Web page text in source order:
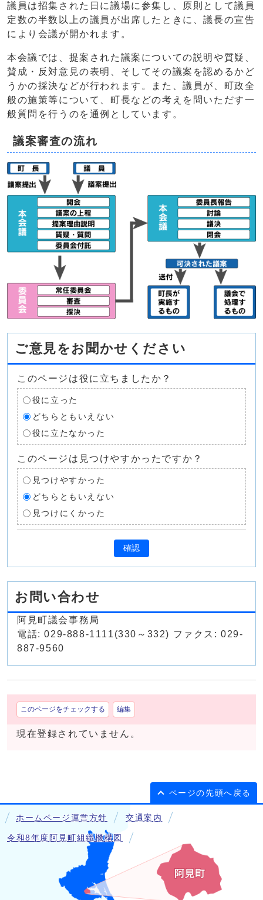
議員は招集された日に議場に参集し、原則として議員
定数の半数以上の議員が出席したときに、議長の宣告
により会議が開かれます。
本会議では、提案された議案についての説明や質疑、
賛成・反対意見の表明、そしてその議案を認めるかど
うかの採決などが行われます。また、議員が、町政全
般の施策等について、町長などの考えを問いただす一
般質問を行うのを通例としています。
議案審査の流れ
ご意見をお聞かせください
このページは役に立ちましたか？
役に立った
どちらともいえない
役に立たなかった
このページは見つけやすかったですか？
見つけやすかった
どちらともいえない
見つけにくかった
確認
お問い合わせ
阿見町議会事務局
電話: 029-888-1111(330～332) ファクス: 029-
887-9560
このページをチェックする 編集
現在登録されていません。
ページの先頭へ戻る
ホームページ運営方針 交通案内
令和8年度阿見町組織機構図